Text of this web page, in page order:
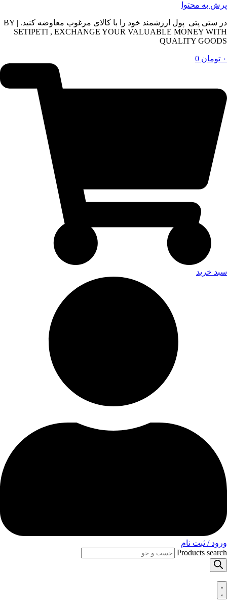
پرش به محتوا
در ستی پتی پول ارزشمند خود را با کالای مرغوب معاوضه کنید. | BY
SETIPETI , EXCHANGE YOUR VALUABLE MONEY WITH
QUALITY GOODS
۰ تومان 0
سبد خرید
ورود / ثبت نام
Products search